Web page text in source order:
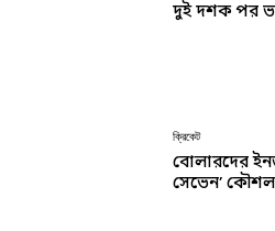
দুই দশক পর
ক্রিকেট
বোলারদের
সেভেন’ কৌশল